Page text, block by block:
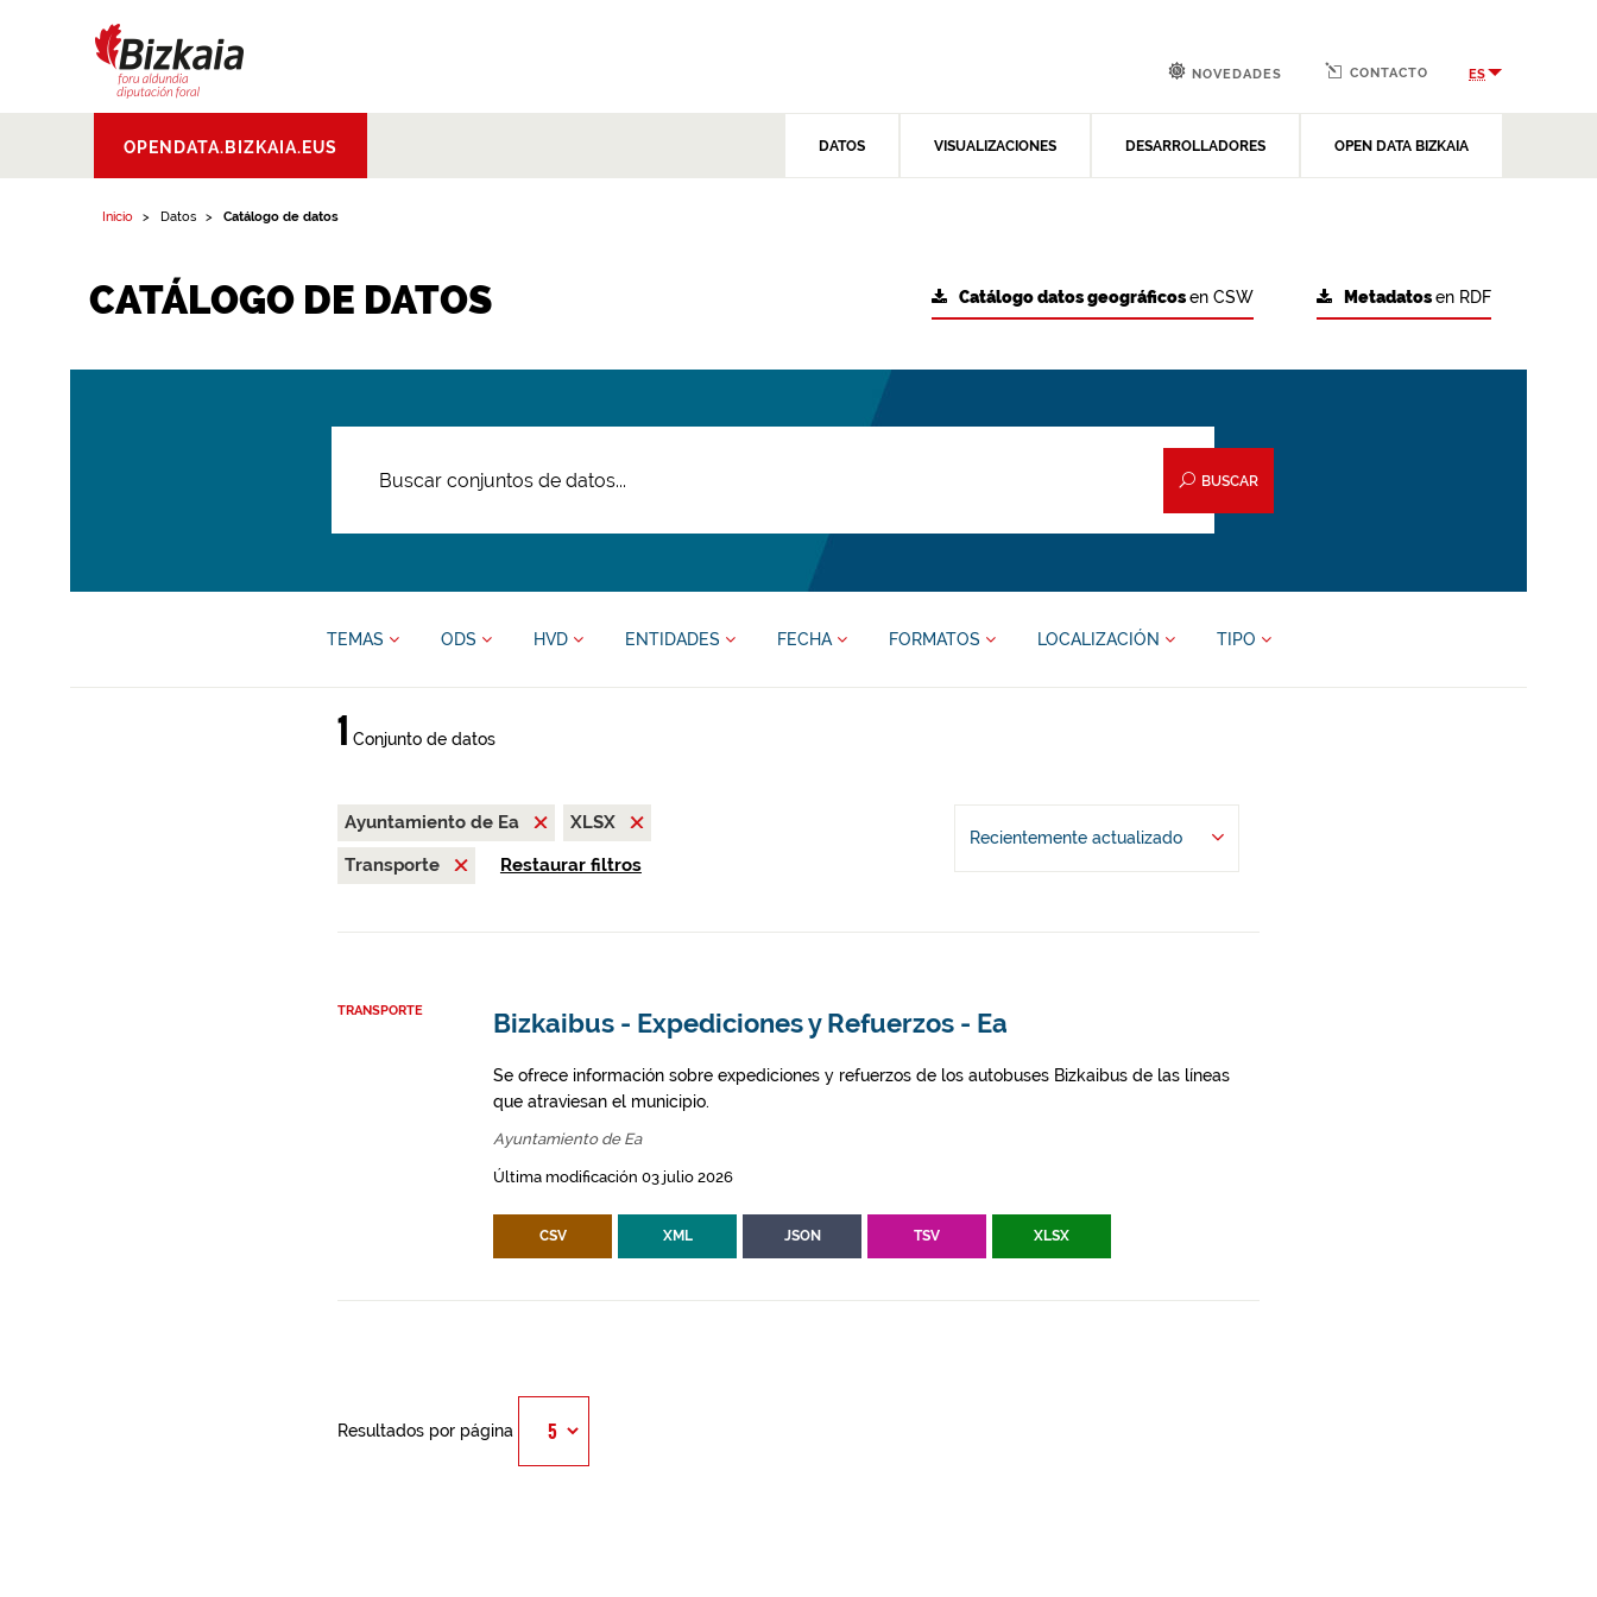
Aldundia.Diputacion
Foral de Bizkaia
OPENDATA.BIZKAIA.EUS DATOS VISUALIZACIONES DESARROLLADORES OPEN DATA BIZKAIA
NOVEDADES CONTACTO ES
Inicio Datos Catálogo de datos
CATÁLOGO DE DATOS Metadatosen RDF
Catálogo datos geográficosen CSW
BUSCAR
TEMAS ODS HVD ENTIDADES FECHA FORMATOS LOCALIZACIÓN TIPO
1 Conjunto de datos
Ayuntamiento de Ea
XLSX
Transporte
Restaurar filtros
Recientemente actualizado
TRANSPORTE Bizkaibus - Expediciones y Refuerzos - Ea
Se ofrece información sobre expediciones y refuerzos de los autobuses Bizkaibus de las líneas
que atraviesan el municipio.
Ayuntamiento de Ea
Última modificación 03 julio 2026
CSV XML JSON TSV XLSX
Resultados por página